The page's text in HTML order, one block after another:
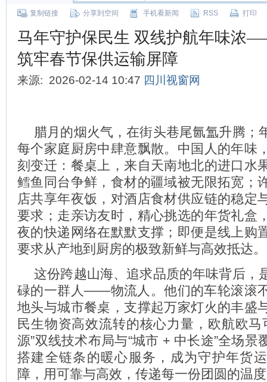
复制链接 分享到空间 手机看新闻 RSS 打印
马年守护保民生 双线护航年味浓
筑牢春节保供运输屏障
来源: 2026-02-14 10:47 四川视窗网
腊月的烟火气，在街头巷尾氤氲升腾；
每个家庭厨房中肆意飘散。中国人的年味
刻变迁：餐桌上，来自天南地北的进口水
鳕鱼同台争鲜，食材的疆域被无限拓宽；
店共享年夜饭，对酒店食材供应链的稳定
要求；走亲访友时，精心挑选的年货礼盒
夜的快递网络在默默支撑；即便是线上购
要求从产地到厨房的极致新鲜与高效抵达。
这份跨越山海、追求品质的年味背后，
碌的一群人——物流人。他们的车轮滚滚
地头与城市餐桌，支撑起万家灯火的丰盛
民生物资高效流转的核心力量，欧航欧马
源”双线技术布局与“城市 + 中长途”全场景
搭建全链条的暖心服务，成为守护年货
障，用可靠与高效，传递每一份团圆的温